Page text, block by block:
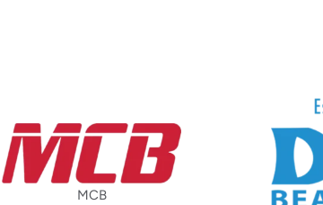
MCB